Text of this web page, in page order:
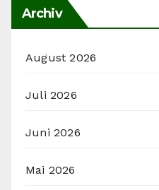
Archiv
August 2026
Juli 2026
Juni 2026
Mai 2026